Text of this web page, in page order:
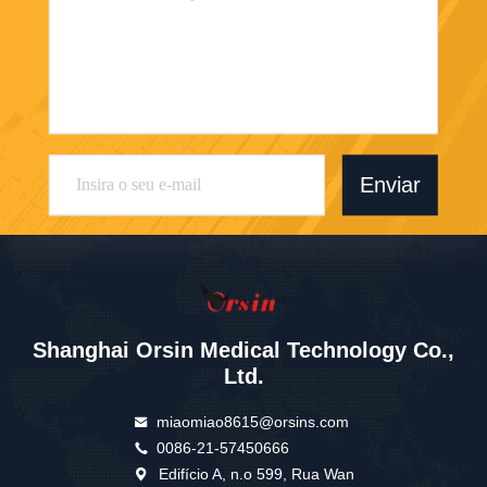
Enviar
Shanghai Orsin Medical Technology Co.,
Ltd.
miaomiao8615@orsins.com
0086-21-57450666
Edifício A, n.o 599, Rua Wan